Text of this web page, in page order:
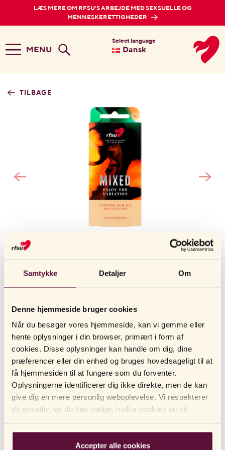
Samtykke Detaljer Om
Denne hjemmeside bruger cookies
Når du besøger vores hjemmeside, kan vi gemme eller
hente oplysninger i din browser, primært i form af
cookies. Disse oplysninger kan handle om dig, dine
præferencer eller din enhed og bruges hovedsageligt til at
få hjemmesiden til at fungere som du forventer.
Oplysningerne identificerer dig ikke direkte, men de kan
give dig en mere personlig weboplevelse. Vi respekterer
dit privatliv, og du kan vælge, hvilke cookies du vil
at finde ud af mere og ændre vores standardindstillinger.
Bemærk venligst, at blokering af cookies kan påvirke din
Accepter alle cookies
LÆS MERE OM RFSU'S ARBEJDE MED SEKSUELLE OG
MENNESKERETTIGHEDER
MENU
Select language
Dansk
TILBAGE
RFSU Mixed – en blanding af kondomer
gør det muligt at teste, hvilket man bedst kan lide. Pakken
indeholder kondomer med smag, varierende former og tykkelse.
Kondomerne med smag har glidecreme med aroma. Fås i pakker
med 30 stk.
Mixed indeholder:
8 stk Profil
2 stk Beyond Thin
5 stk Thin
VISA MER
LÆS MERE
ANVENDELSE
HVILKET KONDOM PASSER TIL MIG?
SPØRGSMÅL OG SVAR